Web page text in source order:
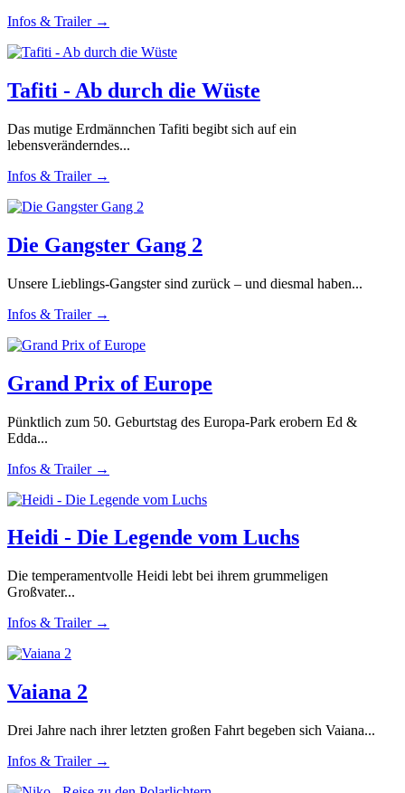
Infos & Trailer →
Tafiti - Ab durch die Wüste
Das mutige Erdmännchen Tafiti begibt sich auf ein
lebensveränderndes...
Infos & Trailer →
Die Gangster Gang 2
Unsere Lieblings-Gangster sind zurück – und diesmal haben...
Infos & Trailer →
Grand Prix of Europe
Pünktlich zum 50. Geburtstag des Europa-Park erobern Ed &
Edda...
Infos & Trailer →
Heidi - Die Legende vom Luchs
Die temperamentvolle Heidi lebt bei ihrem grummeligen
Großvater...
Infos & Trailer →
Vaiana 2
Drei Jahre nach ihrer letzten großen Fahrt begeben sich Vaiana...
Infos & Trailer →